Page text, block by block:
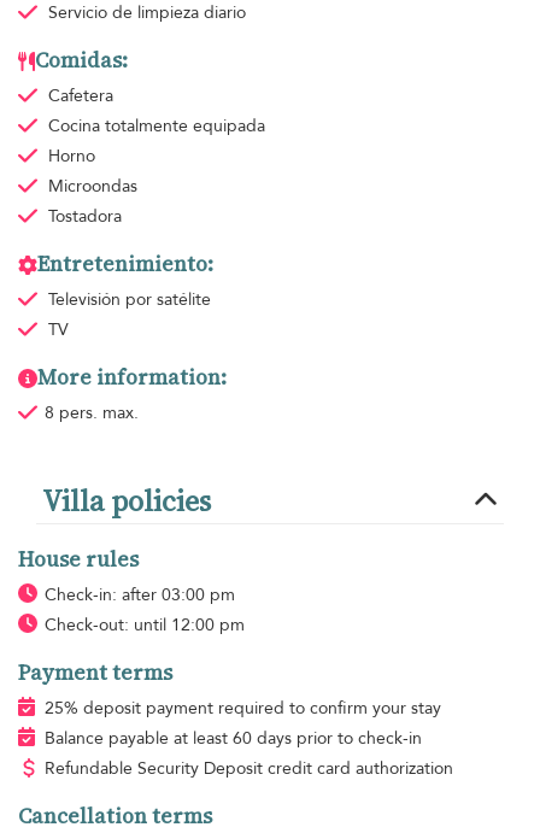
Servicio de limpieza diario
Comidas:
Cafetera
Cocina totalmente equipada
Horno
Microondas
Tostadora
Entretenimiento:
Televisión por satélite
TV
More information:
8 pers. max.
Villa policies
House rules
Check-in: after 03:00 pm
Check-out: until 12:00 pm
Payment terms
25% deposit payment required to confirm your stay
Balance payable at least 60 days prior to check-in
Refundable Security Deposit credit card authorization
Cancellation terms